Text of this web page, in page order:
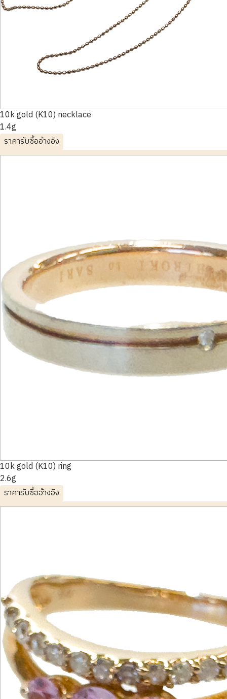
10k gold (K10) necklace
1.4g
ราคารับซื้ออ้างอิง
10k gold (K10) ring
2.6g
ราคารับซื้ออ้างอิง